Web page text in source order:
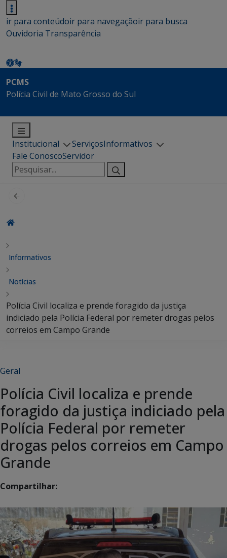
ir para conteúdoir para navegaçãoir para busca
Ouvidoria Transparência
PCMS
Polícia Civil de Mato Grosso do Sul
Institucional ServiçosInformativos
Fale ConoscoServidor
Pesquisar
por:
Informativos
Notícias
Polícia Civil localiza e prende foragido da justiça
indiciado pela Polícia Federal por remeter drogas pelos
correios em Campo Grande
Geral
Polícia Civil localiza e prende
foragido da justiça indiciado pela
Polícia Federal por remeter
drogas pelos correios em Campo
Grande
Compartilhar: